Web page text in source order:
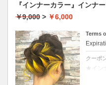
『インナーカラー』インナ
￥9,000 > ￥6,000
Terms
クーポ
★イン
★カッ
★耳後